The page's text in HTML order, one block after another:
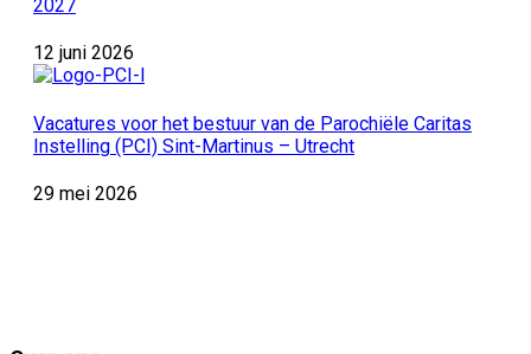
2027
12 juni 2026
Vacatures voor het bestuur van de Parochiële Caritas
Instelling (PCI) Sint-Martinus – Utrecht
29 mei 2026